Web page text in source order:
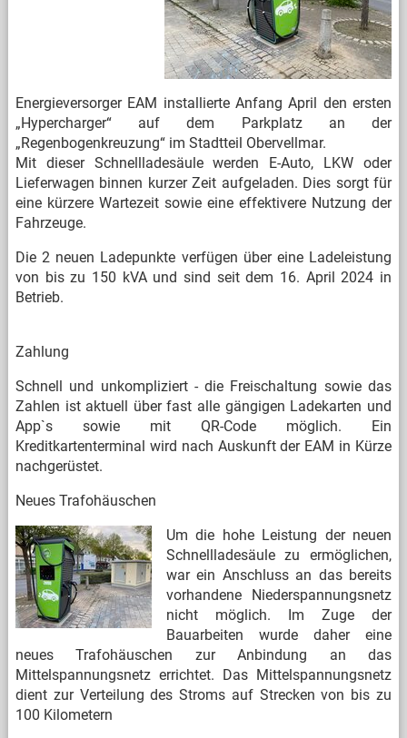
Energieversorger EAM installierte Anfang April den ersten
„Hypercharger“ auf dem Parkplatz an der
„Regenbogenkreuzung“ im Stadtteil Obervellmar.
Mit dieser Schnellladesäule werden E-Auto, LKW oder
Lieferwagen binnen kurzer Zeit aufgeladen. Dies sorgt für
eine kürzere Wartezeit sowie eine effektivere Nutzung der
Fahrzeuge.
Die 2 neuen Ladepunkte verfügen über eine Ladeleistung
von bis zu 150 kVA und sind seit dem 16. April 2024 in
Betrieb.
Zahlung
Schnell und unkompliziert - die Freischaltung sowie das
Zahlen ist aktuell über fast alle gängigen Ladekarten und
App`s sowie mit QR-Code möglich. Ein
Kreditkartenterminal wird nach Auskunft der EAM in Kürze
nachgerüstet.
Neues Trafohäuschen
Um die hohe Leistung der neuen
Schnellladesäule zu ermöglichen,
war ein Anschluss an das bereits
vorhandene Niederspannungsnetz
nicht möglich. Im Zuge der
Bauarbeiten wurde daher eine
neues Trafohäuschen zur Anbindung an das
Mittelspannungsnetz errichtet. Das Mittelspannungsnetz
dient zur Verteilung des Stroms auf Strecken von bis zu
100 Kilometern